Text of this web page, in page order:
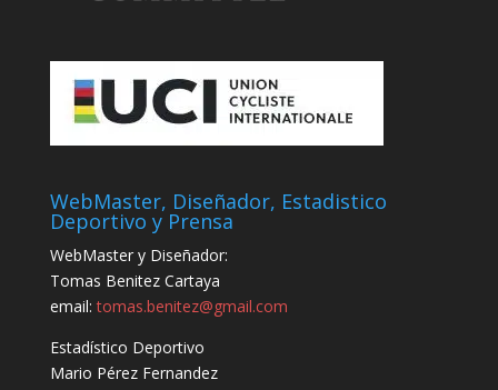
WebMaster, Diseñador, Estadistico
Deportivo y Prensa
WebMaster y Diseñador:
Tomas Benitez Cartaya
email:tomas.benitez@gmail.com
Estadístico Deportivo
Mario Pérez Fernandez